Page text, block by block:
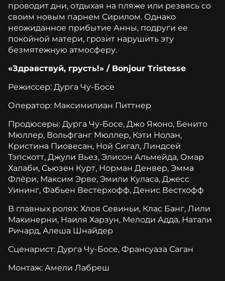
проводит дни, отдыхая на пляже или резвясь со
своим новым парнем Сирилом. Однако
неожиданное прибытие Анны, подруги ее
покойной матери, грозит нарушить эту
безмятежную атмосферу.
«Здравствуй, грусть!» / Bonjour Tristesse
Режиссер: Дурга Чу-Босе
Оператор: Максимилиан Питтнер
Продюсеры: Дурга Чу-Босе, Джо Яконо, Бенито
Мюллер, Вольфганг Мюллер, Кэти Нолан,
Кристина Пиовесан, Ной Сигал, Линдсей
Тэпскотт, Джули Вьез, Элисон Альмейда, Омар
Халаби, Сьюзен Курт, Норман Денвер, Эмма
Флёри, Максим Эрве, Эмили Куласа, Джесс
Уининг, Фабьен Вестерхофф, Денис Вестхофф
В главных ролях: Хлоя Севиньи, Клас Банг, Лили
Макинерни, Наиля Харзун, Мелоди Адда, Натали
Ричард, Алеша Шнайдер
Сценарист: Дурга Чу-Босе, Франсуаза Саган
Монтаж: Амели Лабреш